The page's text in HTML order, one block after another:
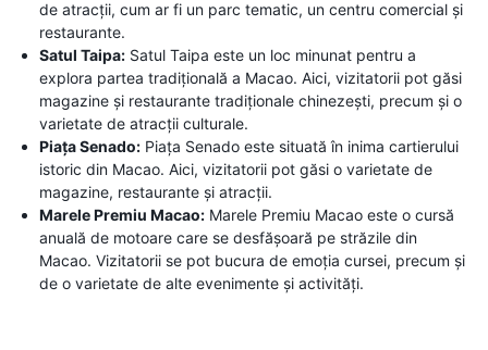
de atracții, cum ar fi un parc tematic, un centru comercial și
restaurante.
Satul Taipa: Satul Taipa este un loc minunat pentru a
explora partea tradițională a Macao. Aici, vizitatorii pot găsi
magazine și restaurante tradiționale chinezești, precum și o
varietate de atracții culturale.
Piața Senado: Piața Senado este situată în inima cartierului
istoric din Macao. Aici, vizitatorii pot găsi o varietate de
magazine, restaurante și atracții.
Marele Premiu Macao: Marele Premiu Macao este o cursă
anuală de motoare care se desfășoară pe străzile din
Macao. Vizitatorii se pot bucura de emoția cursei, precum și
de o varietate de alte evenimente și activități.